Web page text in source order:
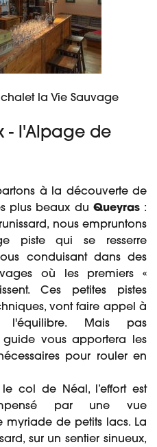
chalet la Vie Sauvage
- l'Alpage de
à la découverte de
plus beaux du Queyras:
nous empruntons
piste qui se resserre
conduisant dans des
où les premiers «
Ces petites pistes
vont faire appel à
Mais pas
guide vous apportera les
pour rouler en
col de Néal, l’effort est
par une vue
myriade de petits lacs. La
sur un sentier sinueux,